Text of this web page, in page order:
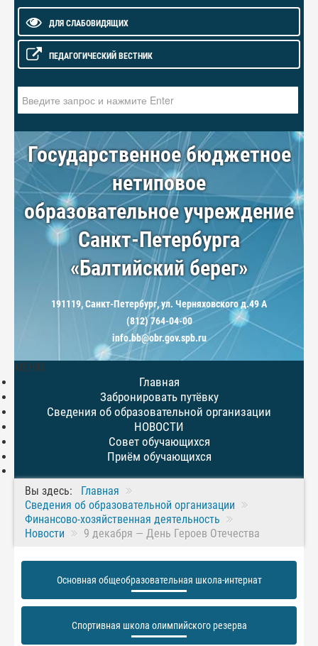
ДЛЯ СЛАБОВИДЯЩИХ
ПЕДАГОГИЧЕСКИЙ ВЕСТНИК
Государственное бюджетное
нетиповое
образовательное учреждение
Санкт-Петербурга
«Балтийский берег»
191119, Санкт-Петербург, ул. Черняховского д.49 А
(812) 764-04-00
info.bb@obr.gov.spb.ru
МЕНЮ
Главная
Забронировать путёвку
Сведения об образовательной организации
НОВОСТИ
Совет обучающихся
Приём обучающихся
Вы здесь:
Главная
Сведения об образовательной организации
Финансово-хозяйственная деятельность
Новости
9 декабря — День Героев Отечества
Основная общеобразовательная школа-интернат
Спортивная школа олимпийского резерва